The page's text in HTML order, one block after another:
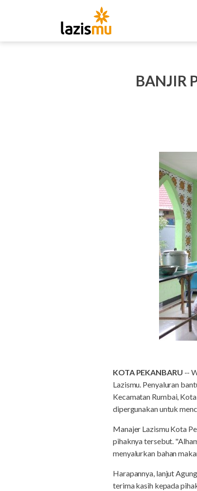
BANJIR
KOTA PEKANBARU --
Lazismu. Penyaluran
Kecamatan Rumbai,
dipergunakan untuk
Manajer Lazismu Kota
pihaknya tersebut.
menyalurkan bahan
Harapannya, lanjut
terima kasih kepada